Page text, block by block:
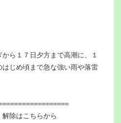
ら１７日夕方まで高潮に、１
はじめ頃まで急な強い雨や落雷
解除はこちらから